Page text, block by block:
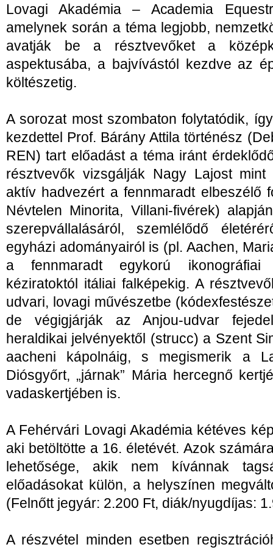
Lovagi Akadémia – Academia
amelynek során a téma legjobb,
avatják be a résztvevőket a
aspektusába, a bajvívástól kezdve az
költészetig.
A sorozat most szombaton folytatódik,
kezdettel Prof. Bárány Attila történész
REN) tart előadást a téma iránt
résztvevők vizsgálják Nagy Lajost mint
aktív hadvezért a fennmaradt elbeszélő
Névtelen Minorita, Villani-fivérek)
szerepvállalásáról, szemlélődő
egyházi adományairól is (pl. Aachen,
a fennmaradt egykorú ikonográfiai
kéziratoktól itáliai falképekig. A
udvari, lovagi művészetbe
de végigjárják az Anjou-udvar
heraldikai jelvényektől (strucc) a Szent
aacheni kápolnáig, s megismerik a
Diósgyőrt, „járnak” Mária hercegnő
vadaskertjében is.
A Fehérvári Lovagi Akadémia kétéves
aki betöltötte a 16. életévét. Azok
lehetősége, akik nem kívánnak
előadásokat külön, a helyszínen
(Felnőtt jegyár: 2.200 Ft, diák/nyugdíjas:
A részvétel minden esetben